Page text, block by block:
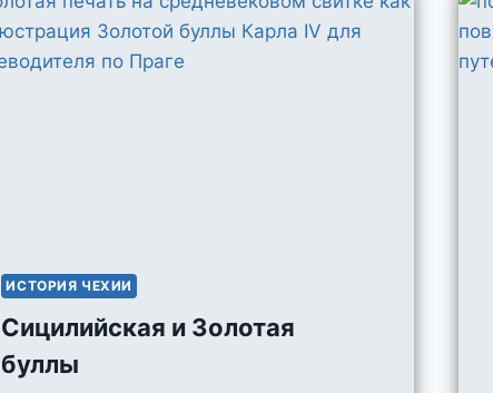
ИСТОРИЯ ЧЕХИИ
Сицилийская и Золотая
буллы